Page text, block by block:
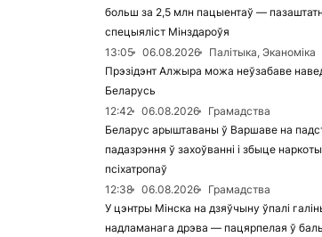
больш за 2,5 млн пацыентаў —
спецыяліст Мінздароўя
13:05
06.08.2026
Палітыка, Эканоміка
Прэзідэнт Алжыра можа неўзабаве
Беларусь
12:42
06.08.2026
Грамадства
Беларус арыштаваны ў Варшаве на
падазрэння ў захоўванні і збыце
псіхатропаў
12:38
06.08.2026
Грамадства
У цэнтры Мінска на дзяўчыну ўпалі
надламанага дрэва — пацярпелая ў